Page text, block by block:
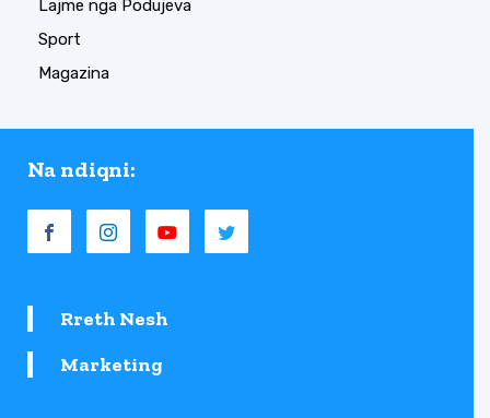
Lajme nga Podujeva
Sport
Magazina
Na ndiqni:
Rreth Nesh
Marketing